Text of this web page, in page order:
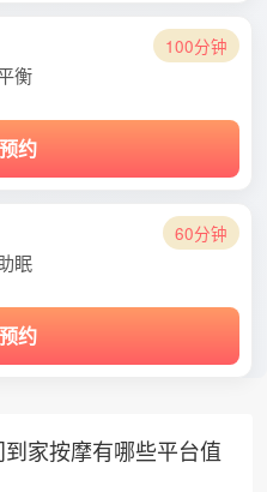
100分钟
衡
约
60分钟
眠
约
家按摩有哪些平台值